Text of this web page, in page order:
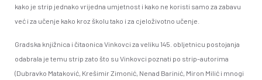
kako je strip jednako vrijedna umjetnost i kako ne koristi samo za zabavu
već i za učenje kako kroz školu tako i za cjeloživotno učenje.
Gradska knjižnica i čitaonica Vinkovci za veliku 145. obljetnicu postojanja
odabrala je temu strip zato što su Vinkovci poznati po strip-autorima
(Dubravko Mataković, Krešimir Zimonić, Nenad Barinić, Miron Milić i mnogi